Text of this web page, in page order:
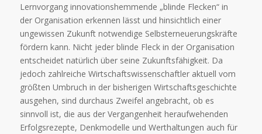
Lernvorgang innovationshemmende „blinde Flecken“ in
der Organisation erkennen lässt und hinsichtlich einer
ungewissen Zukunft notwendige Selbsterneuerungskräfte
fördern kann. Nicht jeder blinde Fleck in der Organisation
entscheidet natürlich über seine Zukunftsfähigkeit. Da
jedoch zahlreiche Wirtschaftswissenschaftler aktuell vom
größten Umbruch in der bisherigen Wirtschaftsgeschichte
ausgehen, sind durchaus Zweifel angebracht, ob es
sinnvoll ist, die aus der Vergangenheit heraufwehenden
Erfolgsrezepte, Denkmodelle und Werthaltungen auch für